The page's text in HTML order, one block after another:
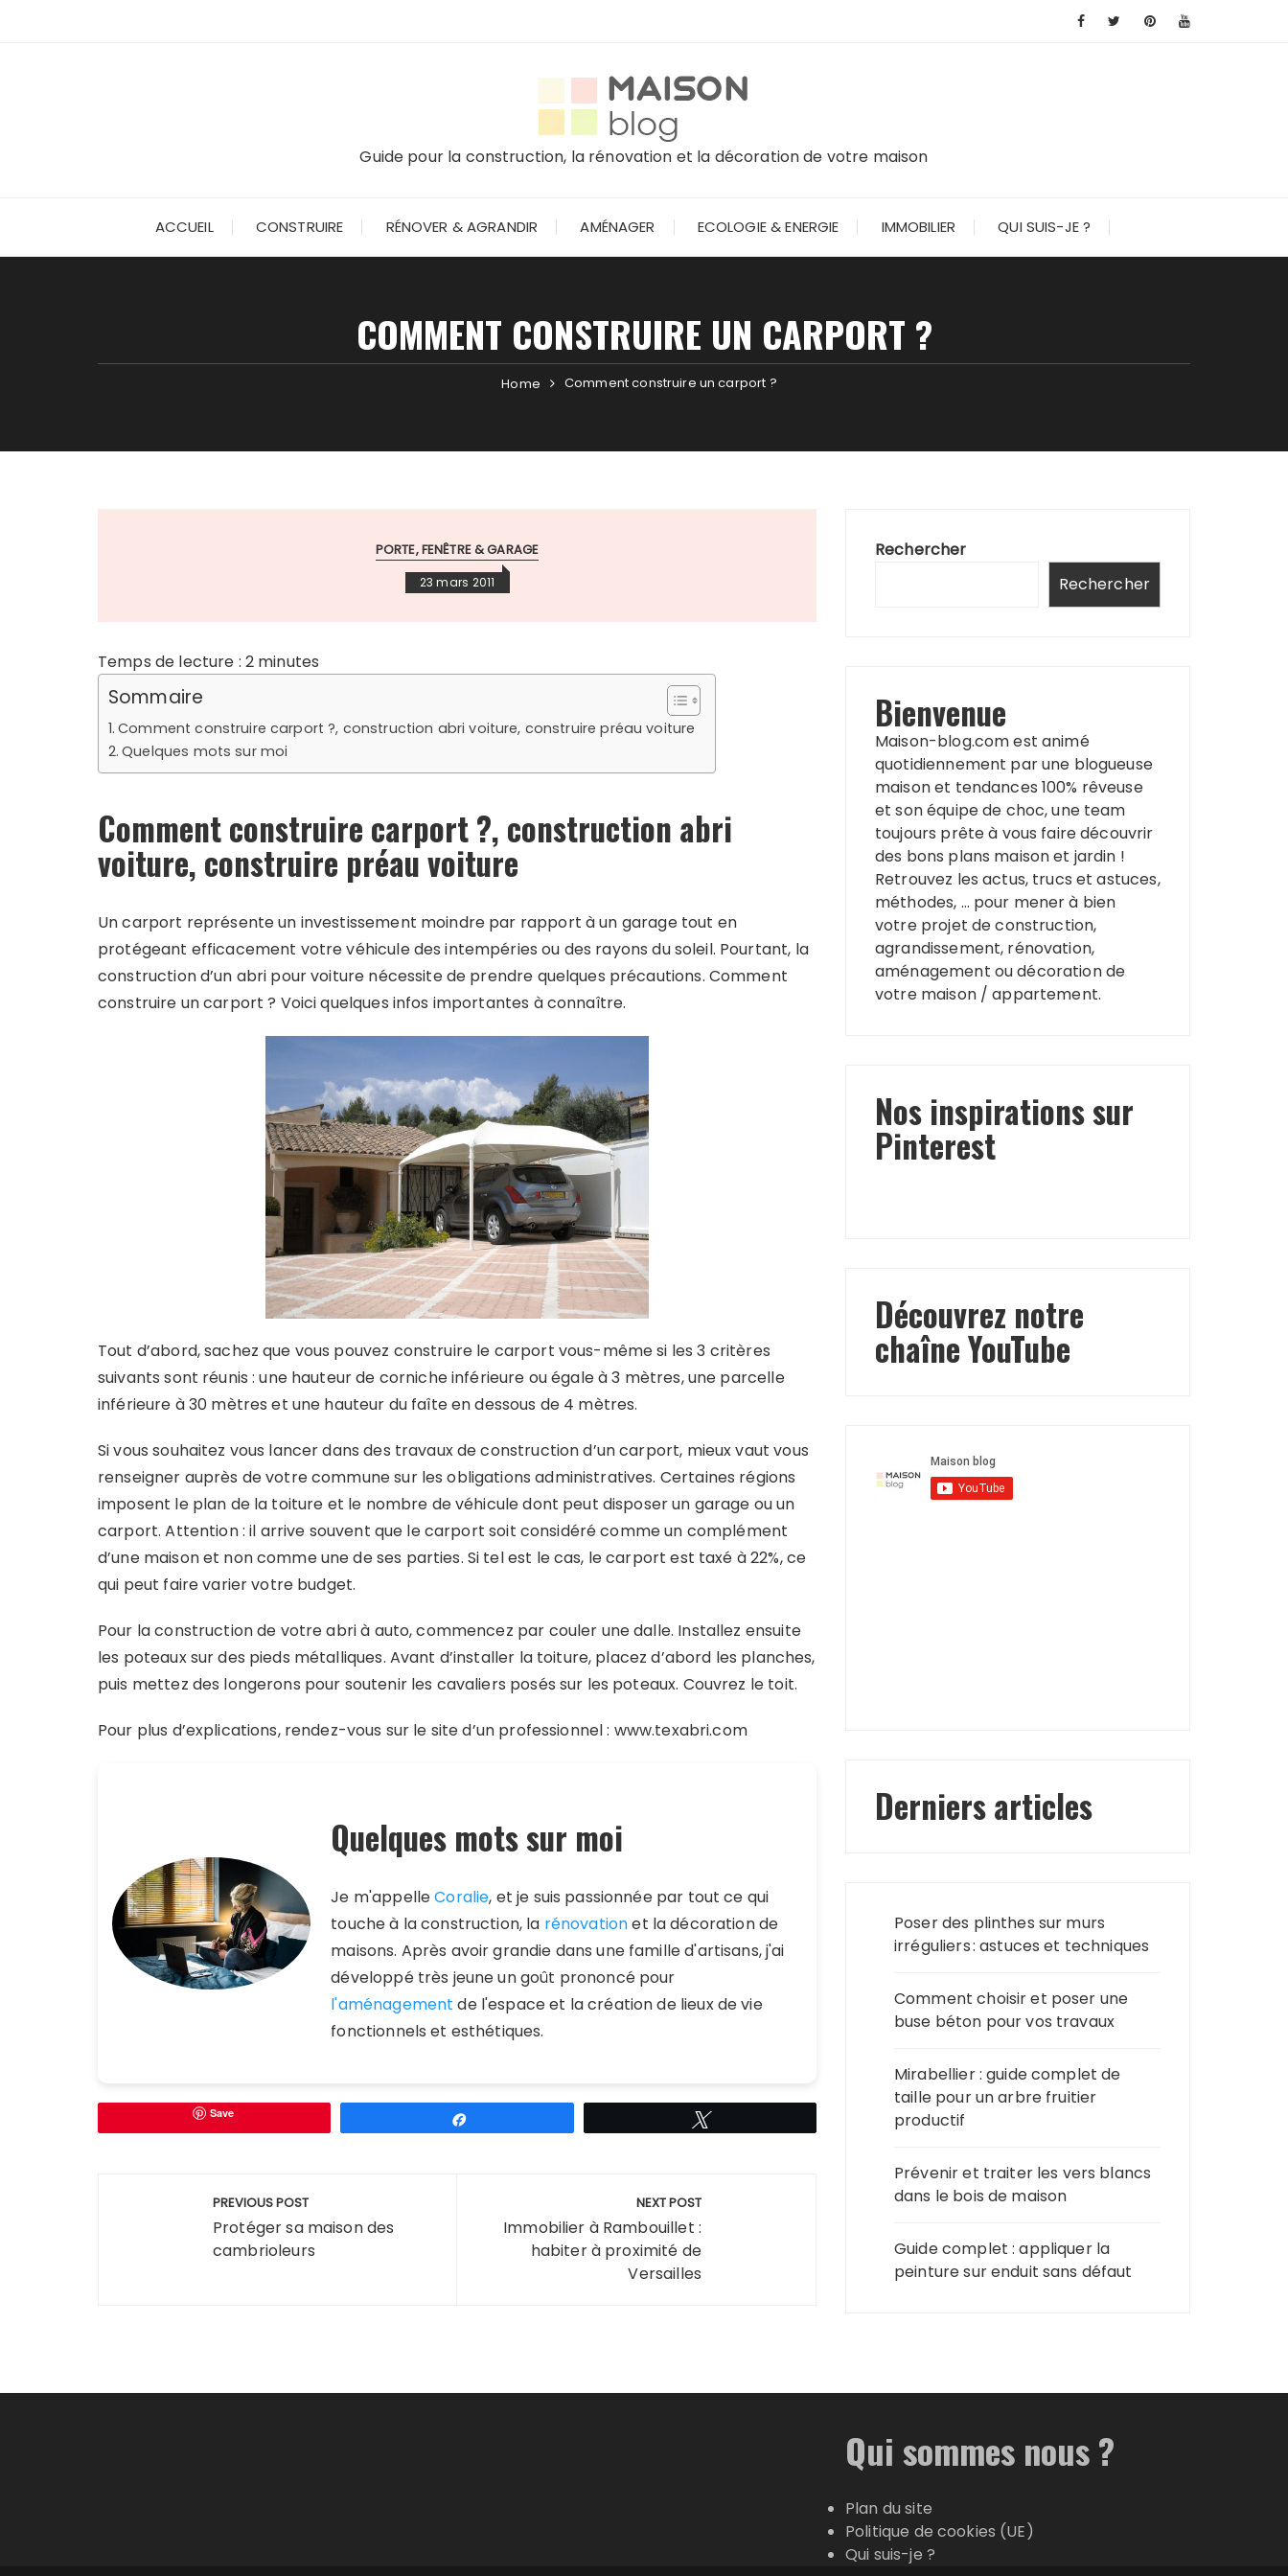
Guide pour la construction, la rénovation et la décoration de votre maison
ACCUEIL CONSTRUIRE RÉNOVER & AGRANDIR AMÉNAGER ECOLOGIE & ENERGIE IMMOBILIER QUI SUIS-JE ?
COMMENT CONSTRUIRE UN CARPORT ?
Home Comment construire un carport ?
PORTE, FENÊTRE & GARAGE
23 mars 2011
Temps de lecture : 2 minutes
Sommaire
Comment construire carport ?, construction abri voiture, construire préau voiture
Quelques mots sur moi
Comment construire carport ?, construction abri
voiture, construire préau voiture
Un carport représente un investissement moindre par rapport à un garage tout en
protégeant efficacement votre véhicule des intempéries ou des rayons du soleil. Pourtant, la
construction d’un abri pour voiture nécessite de prendre quelques précautions. Comment
construire un carport ? Voici quelques infos importantes à connaître.
Tout d’abord, sachez que vous pouvez construire le carport vous-même si les 3 critères
suivants sont réunis : une hauteur de corniche inférieure ou égale à 3 mètres, une parcelle
inférieure à 30 mètres et une hauteur du faîte en dessous de 4 mètres.
Si vous souhaitez vous lancer dans des travaux de construction d’un carport, mieux vaut vous
renseigner auprès de votre commune sur les obligations administratives. Certaines régions
imposent le plan de la toiture et le nombre de véhicule dont peut disposer un garage ou un
carport. Attention : il arrive souvent que le carport soit considéré comme un complément
d’une maison et non comme une de ses parties. Si tel est le cas, le carport est taxé à 22%, ce
qui peut faire varier votre budget.
Pour la construction de votre abri à auto, commencez par couler une dalle. Installez ensuite
les poteaux sur des pieds métalliques. Avant d’installer la toiture, placez d’abord les planches,
puis mettez des longerons pour soutenir les cavaliers posés sur les poteaux. Couvrez le toit.
Pour plus d’explications, rendez-vous sur le site d’un professionnel : www.texabri.com
Quelques mots sur moi
Je m'appelleCoralie, et je suis passionnée par tout ce qui
touche à la construction, la rénovationet la décoration de
maisons. Après avoir grandie dans une famille d'artisans, j'ai
développé très jeune un goût prononcé pour
l'aménagement de l'espace et la création de lieux de vie
fonctionnels et esthétiques.
Save
NavigationPREVIOUS POST
Protéger sa maison des
cambrioleurs
NEXT POST
Immobilier à Rambouillet :
habiter à proximité de
Versailles
Rechercher
Rechercher
Bienvenue
Maison-blog.com est animé
quotidiennement par une blogueuse
maison et tendances 100% rêveuse
et son équipe de choc, une team
toujours prête à vous faire découvrir
des bons plans maison et jardin !
Retrouvez les actus, trucs et astuces,
méthodes, … pour mener à bien
votre projet de construction,
agrandissement, rénovation,
aménagement ou décoration de
votre maison / appartement.
Nos inspirations sur
Pinterest
Découvrez notre
chaîne YouTube
Derniers articles
Poser des plinthes sur murs
irréguliers : astuces et techniques
Comment choisir et poser une
buse béton pour vos travaux
Mirabellier : guide complet de
taille pour un arbre fruitier
productif
Prévenir et traiter les vers blancs
dans le bois de maison
Guide complet : appliquer la
peinture sur enduit sans défaut
Qui sommes nous ?
Plan du site
Politique de cookies (UE)
Qui suis-je ?